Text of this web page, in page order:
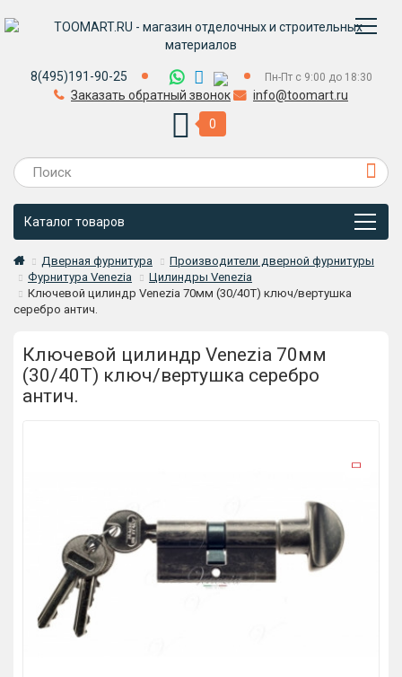
8(495)191-90-25 Пн-Пт с 9:00 до 18:30
Заказать обратный звонок info@toomart.ru
0
Каталог товаров
Дверная фурнитура
Производители дверной фурнитуры
Фурнитура Venezia
Цилиндры Venezia
Ключевой цилиндр Venezia 70мм (30/40Т) ключ/вертушка
серебро антич.
Ключевой цилиндр Venezia 70мм
(30/40Т) ключ/вертушка серебро
антич.